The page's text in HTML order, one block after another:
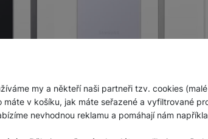
my a někteří naši partneři tzv. cookies
v košíku, jak máte seřazené a vyfiltrované
nevhodnou reklamu a pomáhají nám
Aluminuma telefon je odolný vůči vodě